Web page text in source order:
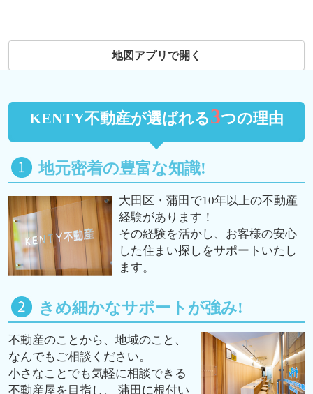
地図アプリで開く
KENTY不動産が選ばれる3つの理由
地元密着の豊富な知識!
大田区・蒲田で10年以上の不動産
経験があります！
その経験を活かし、お客様の安心
した住まい探しをサポートいたし
ます。
きめ細かなサポートが強み!
不動産のことから、地域のこと、
なんでもご相談ください。
小さなことでも気軽に相談できる
不動産屋を目指し、 蒲田に根付い